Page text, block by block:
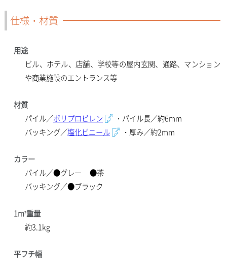
仕様・材質
用途
ビル、ホテル、店舗、学校等の屋内玄関、通路、マンション
や商業施設のエントランス等
材質
パイル／ポリプロピレン
・パイル長／約6mm
バッキング／塩化ビニール ・厚み／約2mm
カラー
パイル／●グレー ●茶
バッキング／●ブラック
1m²重量
約3.1kg
平フチ幅